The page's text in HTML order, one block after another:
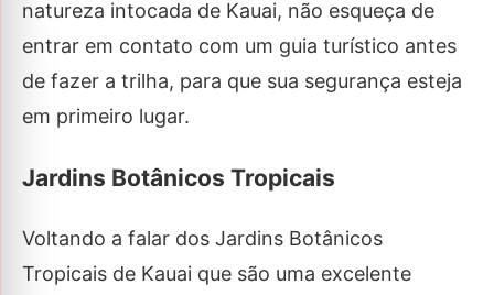
natureza intocada de Kauai, não esqueça de
entrar em contato com um guia turístico antes
de fazer a trilha, para que sua segurança esteja
em primeiro lugar.
Jardins Botânicos Tropicais
Voltando a falar dos Jardins Botânicos
Tropicais de Kauai que são uma excelente